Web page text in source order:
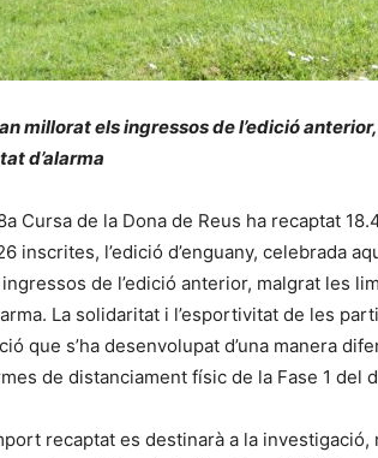
millorat els ingressos de l’edició
d’alarma
Cursa de la Dona de Reus ha recaptat
inscrites, l’edició d’enguany, celebrada
de l’edició anterior, malgrat les
La solidaritat i l’esportivitat de les
que s’ha desenvolupat d’una manera
de distanciament físic de la Fase 1 del
recaptat es destinarà a la